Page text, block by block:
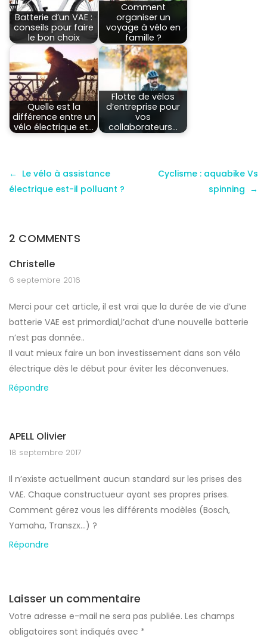
Batterie d’un VAE :
conseils pour faire
le bon choix
Comment
organiser un
voyage à vélo en
famille ?
Quelle est la
différence entre un
vélo électrique et…
Flotte de vélos
d’entreprise pour
vos
collaborateurs…
Le vélo à assistance
électrique est-il polluant ?
Cyclisme : aquabike Vs
spinning
2 COMMENTS
Christelle
6 septembre 2016
Merci pour cet article, il est vrai que la durée de vie d’une
batterie VAE est primordial,l’achat d’une nouvelle batterie
n’est pas donnée..
Il vaut mieux faire un bon investissement dans son vélo
électrique dès le début pour éviter les déconvenues.
Répondre
APELL Olivier
18 septembre 2017
Il n’existe actuellment aucun standard sur les prises des
VAE. Chaque constructueur ayant ses propres prises.
Comment gérez vous les différents modèles (Bosch,
Yamaha, Transzx…) ?
Répondre
Laisser un commentaire
Votre adresse e-mail ne sera pas publiée. Les champs
obligatoires sont indiqués avec *